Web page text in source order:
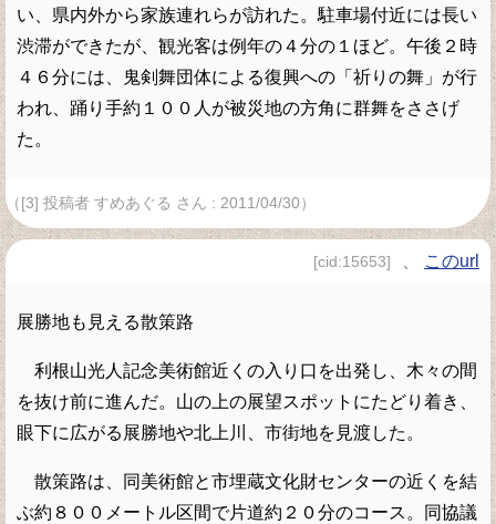
い、県内外から家族連れらが訪れた。駐車場付近には長い
渋滞ができたが、観光客は例年の４分の１ほど。午後２時
４６分には、鬼剣舞団体による復興への「祈りの舞」が行
われ、踊り手約１００人が被災地の方角に群舞をささげ
た。
（[3] 投稿者 すめあぐる さん : 2011/04/30）
[cid:15653] このurl
展勝地も見える散策路
利根山光人記念美術館近くの入り口を出発し、木々の間
を抜け前に進んだ。山の上の展望スポットにたどり着き、
眼下に広がる展勝地や北上川、市街地を見渡した。
散策路は、同美術館と市埋蔵文化財センターの近くを結
ぶ約８００メートル区間で片道約２０分のコース。同協議